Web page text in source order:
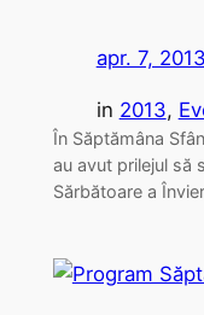
apr. 7, 2013
in 2013,
În Săptămâna
au avut prilejul să
Sărbătoare a